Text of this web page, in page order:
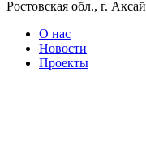
Ростовская обл., г. Аксай
О нас
Новости
Проекты